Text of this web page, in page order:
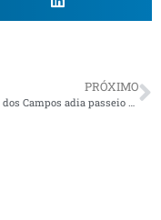
PRÓXIMO